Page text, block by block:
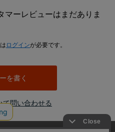
て問い合わせる
マーレビューはまだありま
ログインが必要です。
を書く